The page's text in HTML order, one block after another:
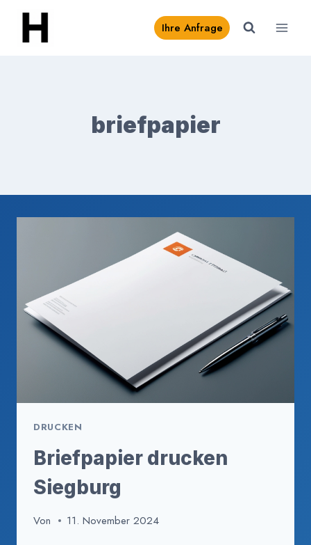
Ihre Anfrage
briefpapier
DRUCKEN
Briefpapier drucken
Siegburg
Von 11. November 2024